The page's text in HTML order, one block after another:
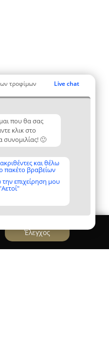
τροφίμων Live chat
που θα σας
κλικ στο
συνομιλίας! 🙂
και θέλω
πακέτο βραβείων
επιχείρηση μου
Έλεγχος